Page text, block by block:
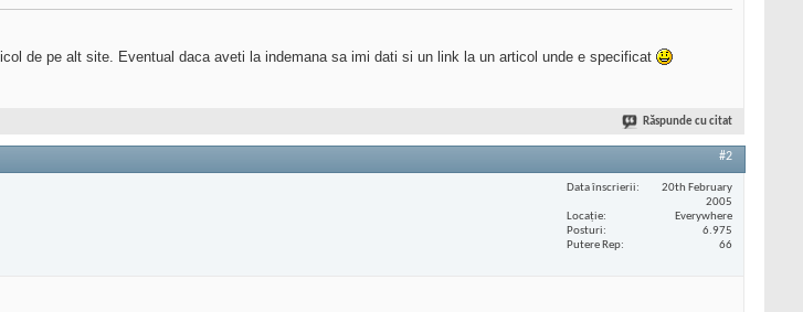
de pe alt site. Eventual daca aveti la indemana sa imi dati si un link la un articol unde e specificat
Răspunde cu citat
#2
Data înscrierii
20th February
2005
Locaţie
Everywhere
Posturi
6.975
Putere Rep
66